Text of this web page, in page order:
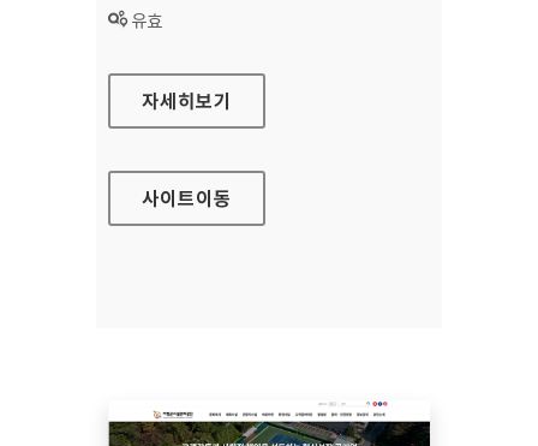
상태 :
유효
나주시청
자세히보기
사이트이동